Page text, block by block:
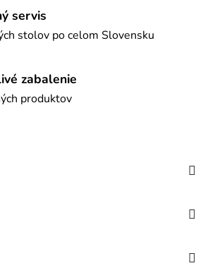
servis
stolov po celom Slovensku
zabalenie
produktov